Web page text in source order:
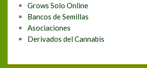
Grows Solo Online
Bancos de Semillas
Asociaciones
Derivados del Cannabis